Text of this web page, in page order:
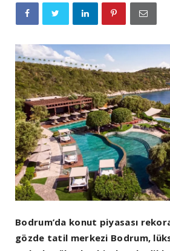
Bodrum’da konut piyasası
gözde tatil merkezi Bodrum,